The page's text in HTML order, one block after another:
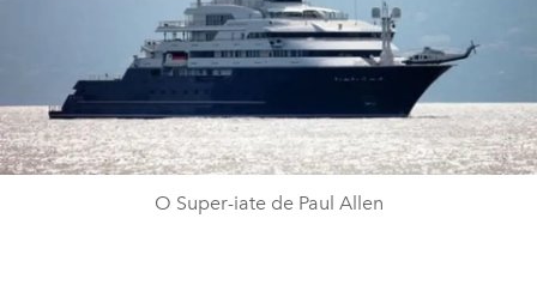
O Super-iate de Paul Allen